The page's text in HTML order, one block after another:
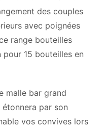
des couples
avec poignées
range bouteilles
15 bouteilles en
malle bar grand
par son
vos convives lors